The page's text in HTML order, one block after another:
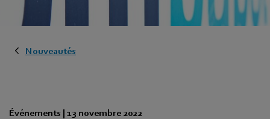
Nouveautés
Événements | 13 novembre 2022